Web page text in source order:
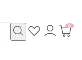
お
気
ロ
グ
カ
0